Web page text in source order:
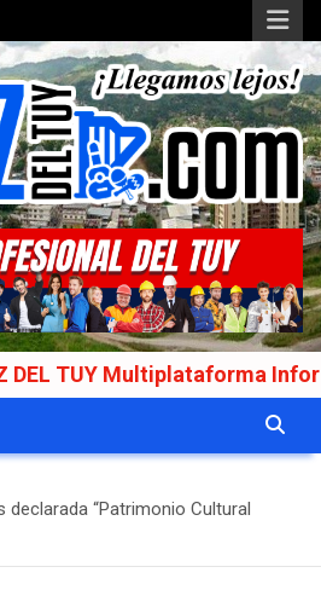
Multiplataforma
declarada “Patrimonio Cultural